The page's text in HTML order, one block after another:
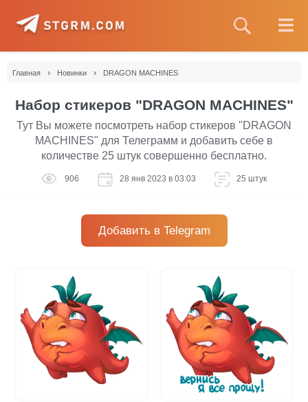
Главная › Новинки › DRAGON MACHINES
Набор стикеров "DRAGON MACHINES"
Тут Вы можете посмотреть набор стикеров "DRAGON
MACHINES" для Телеграмм и добавить себе в
количестве 25 штук совершенно бесплатно.
906 28 янв 2023 в 03:03 25 штук
Добавить в Telegram